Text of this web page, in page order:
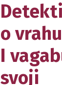
o
I
svoji